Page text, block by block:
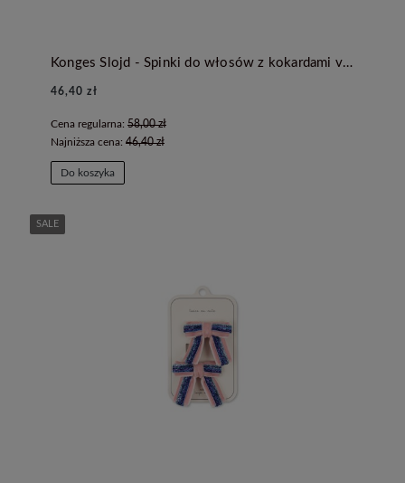
Konges Slojd - Spinki do włosów z kokardami velvet- MELLOW ROSE
46,40 zł
Cena regularna: 58,00 zł
Najniższa cena: 46,40 zł
Do koszyka
SALE